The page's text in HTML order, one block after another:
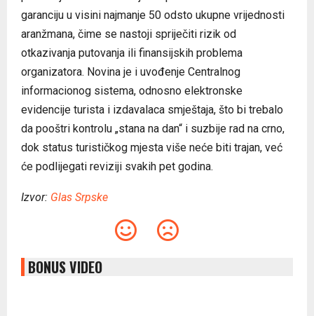
garanciju u visini najmanje 50 odsto ukupne vrijednosti
aranžmana, čime se nastoji spriječiti rizik od
otkazivanja putovanja ili finansijskih problema
organizatora. Novina je i uvođenje Centralnog
informacionog sistema, odnosno elektronske
evidencije turista i izdavalaca smještaja, što bi trebalo
da pooštri kontrolu „stana na dan“ i suzbije rad na crno,
dok status turističkog mjesta više neće biti trajan, već
će podlijegati reviziji svakih pet godina.
Izvor: Glas Srpske
BONUS VIDEO